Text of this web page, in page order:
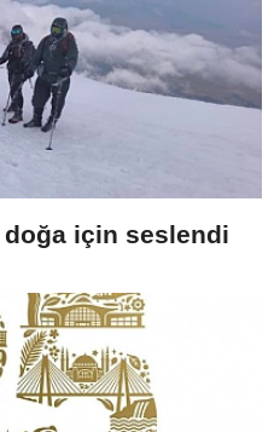
doğa için seslendi